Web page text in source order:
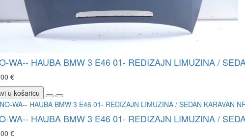
WA-- HAUBA BMW 3 E46 01- REDIZAJN LIMUZINA /
€
u košaricu
WA-- HAUBA BMW 3 E46 01- REDIZAJN LIMUZINA /
€